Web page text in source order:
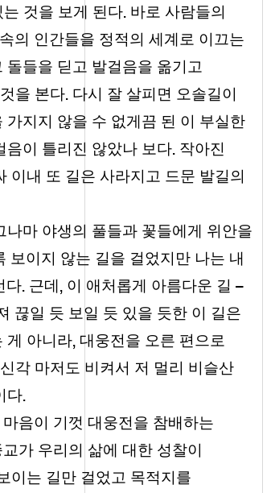
것을 보게 된다.바로 사람들의
의 인간들을 정적의 세계로 이끄는
들을 딛고 발걸음을 옮기고
을 본다.다시 잘 살피면 오솔길이
지지 않을 수 없게끔 된 이 부실한
이 틀리진 않았나 보다.작아진
이내 또 길은 사라지고 드문 발길의
마 야생의 풀들과 꽃들에게 위안을
보이지 않는 길을 걸었지만 나는 내
다.근데,이 애처롭게 아름다운 길 –
끊일 듯 보일 듯 있을 듯한 이 길은
게 아니라,대웅전을 오른 편으로
각 마저도 비켜서 저 멀리 비슬산
다.
음이 기껏 대웅전을 참배하는
가 우리의 삶에 대한 성찰이
이는 길만 걸었고 목적지를